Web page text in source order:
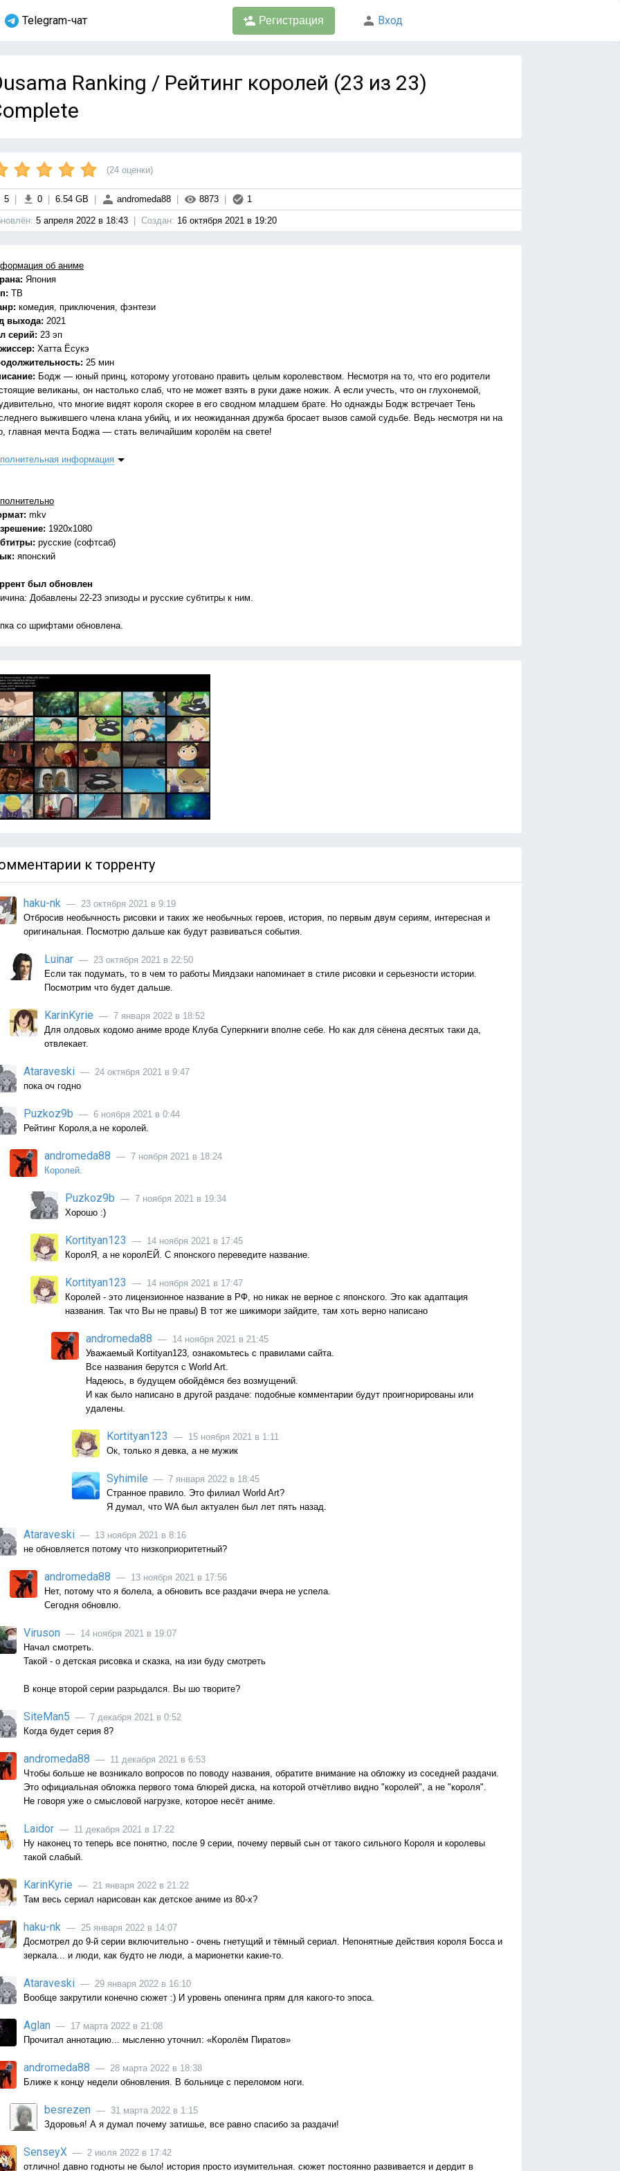
Telegram-чат Регистрация Вход
Ranking / Рейтинг королей (23 из 23)
(24 оценки)
5 0 6.54 GB andromeda88 8873 1
5 апреля 2022 в 18:43 Cоздан: 16 октября 2021 в 19:20
об аниме
Япония
ТВ
комедия, приключения, фэнтези
выхода: 2021
серий: 23 эп
Хатта Ёсукэ
25 мин
Бодж — юный принц, которому уготовано править целым королевством. Несмотря на то, что его родители
великаны, он настолько слаб, что не может взять в руки даже ножик. А если учесть, что он глухонемой,
что многие видят короля скорее в его сводном младшем брате. Но однажды Бодж встречает Тень
выжившего члена клана убийц, и их неожиданная дружба бросает вызов самой судьбе. Ведь несмотря ни на
главная мечта Боджа — стать величайшим королём на свете!
информация
mkv
1920x1080
русские (софтсаб)
японский
был обновлен
Добавлены 22-23 эпизоды и русские субтитры к ним.
со шрифтами обновлена.
к торренту
haku-nk — 23 октября 2021 в 9:19
Отбросив необычность рисовки и таких же необычных героев, история, по первым двум сериям, интересная и
оригинальная. Посмотрю дальше как будут развиваться события.
Luinar — 23 октября 2021 в 22:50
Если так подумать, то в чем то работы Миядзаки напоминает в стиле рисовки и серьезности истории.
Посмотрим что будет дальше.
KarinKyrie — 7 января 2022 в 18:52
Для олдовых кодомо аниме вроде Клуба Суперкниги вполне себе. Но как для сёнена десятых таки да,
отвлекает.
Ataraveski — 24 октября 2021 в 9:47
пока оч годно
Puzkoz9b — 6 ноября 2021 в 0:44
Рейтинг Короля,а не королей.
andromeda88 — 7 ноября 2021 в 18:24
Королей.
Puzkoz9b — 7 ноября 2021 в 19:34
Хорошо :)
Kortityan123
— 14 ноября 2021 в 17:45
КоролЯ, а не королЕЙ. С японского переведите название.
Kortityan123
— 14 ноября 2021 в 17:47
Королей - это лицензионное название в РФ, но никак не верное с японского. Это как адаптация
названия. Так что Вы не правы) В тот же шикимори зайдите, там хоть верно написано
andromeda88 — 14 ноября 2021 в 21:45
Уважаемый Kortityan123, ознакомьтесь с правилами сайта.
Все названия берутся с World Art.
Надеюсь, в будущем обойдёмся без возмущений.
И как было написано в другой раздаче: подобные комментарии будут проигнорированы или
удалены.
Kortityan123
— 15 ноября 2021 в 1:11
Ок, только я девка, а не мужик
Syhimile — 7 января 2022 в 18:45
Странное правило. Это филиал World Art?
Я думал, что WA был актуален был лет пять назад.
Ataraveski — 13 ноября 2021 в 8:16
не обновляется потому что низкоприоритетный?
andromeda88 — 13 ноября 2021 в 17:56
Нет, потому что я болела, а обновить все раздачи вчера не успела.
Сегодня обновлю.
Viruson — 14 ноября 2021 в 19:07
Начал смотреть.
Такой - о детская рисовка и сказка, на изи буду смотреть
В конце второй серии разрыдался. Вы шо творите?
SiteMan5 — 7 декабря 2021 в 0:52
Когда будет серия 8?
andromeda88 — 11 декабря 2021 в 6:53
Чтобы больше не возникало вопросов по поводу названия, обратите внимание на обложку из соседней раздачи.
Это официальная обложка первого тома блюрей диска, на которой отчётливо видно "королей", а не "короля".
Не говоря уже о смысловой нагрузке, которое несёт аниме.
Laidor — 11 декабря 2021 в 17:22
Ну наконец то теперь все понятно, после 9 серии, почему первый сын от такого сильного Короля и королевы
такой слабый.
KarinKyrie — 21 января 2022 в 21:22
Там весь сериал нарисован как детское аниме из 80-х?
haku-nk — 25 января 2022 в 14:07
Досмотрел до 9-й серии включительно - очень гнетущий и тёмный сериал. Непонятные действия короля Босса и
зеркала... и люди, как будто не люди, а марионетки какие-то.
Ataraveski — 29 января 2022 в 16:10
Вообще закрутили конечно сюжет :) И уровень опенинга прям для какого-то эпоса.
Aglan — 17 марта 2022 в 21:08
Прочитал аннотацию... мысленно уточнил: «Королём Пиратов»
andromeda88 — 28 марта 2022 в 18:38
Ближе к концу недели обновления. В больнице с переломом ноги.
besrezen — 31 марта 2022 в 1:15
Здоровья! А я думал почему затишье, все равно спасибо за раздачи!
SenseyX — 2 июля 2022 в 17:42
отлично! давно годноты не было! история просто изумительная. сюжет постоянно развивается и дердит в